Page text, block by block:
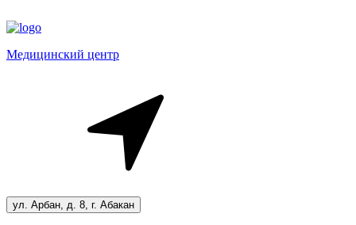
Медицинский центр
ул. Арбан, д. 8, г. Абакан